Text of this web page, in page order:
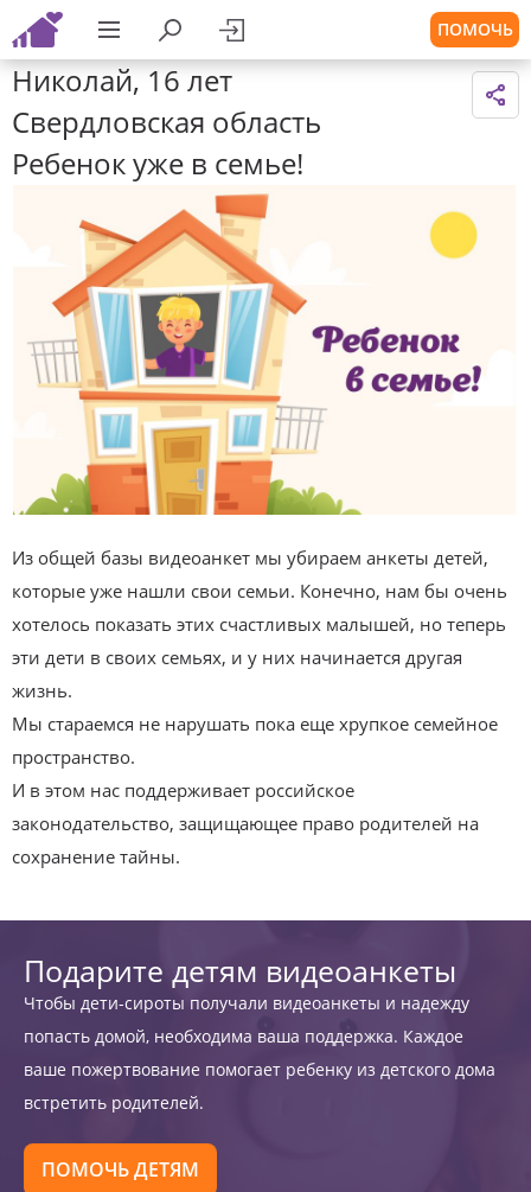
ПОМОЧЬ
Николай, 16 лет
Свердловская область
Ребенок уже в семье!
Из общей базы видеоанкет мы убираем анкеты детей,
которые уже нашли свои семьи. Конечно, нам бы очень
хотелось показать этих счастливых малышей, но теперь
эти дети в своих семьях, и у них начинается другая
жизнь.
Мы стараемся не нарушать пока еще хрупкое семейное
пространство.
И в этом нас поддерживает российское
законодательство, защищающее право родителей на
сохранение тайны.
Подарите детям видеоанкеты
Чтобы дети-сироты получали видеоанкеты и надежду
попасть домой, необходима ваша поддержка. Каждое
ваше пожертвование помогает ребенку из детского дома
встретить родителей.
ПОМОЧЬ ДЕТЯМ